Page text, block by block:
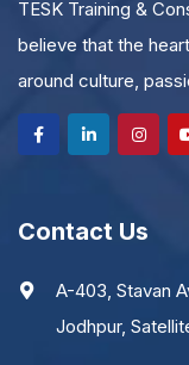
TESK Training &
believe that the
around culture,
Contact Us
A-403, Stavan
Jodhpur,